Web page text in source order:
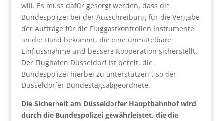
will. Es muss dafür gesorgt werden, dass die
Bundespolizei bei der Ausschreibung für die Vergabe
der Aufträge für die Fluggastkontrollen Instrumente
an die Hand bekommt, die eine unmittelbare
Einflussnahme und bessere Kooperation sicherstellt.
Der Flughafen Düsseldorf ist bereit, die
Bundespolizei hierbei zu unterstützen“, so der
Düsseldorfer Bundestagsabgeordnete.
Die Sicherheit am Düsseldorfer Hauptbahnhof wird
durch die Bundespolizei gewährleistet, die die